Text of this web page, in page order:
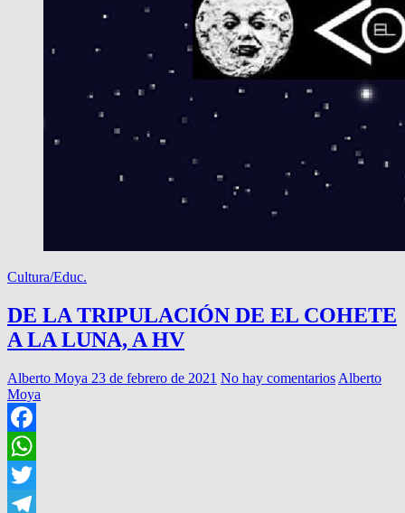
Cultura/Educ.
DE LA TRIPULACIÓN DE EL COHETE
A LA LUNA, A HV
Alberto Moya 23 de febrero de 2021 No hay comentarios Alberto
Moya
Facebook
WhatsApp
Twitter